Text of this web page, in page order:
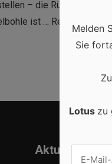
– die Rüttelbohle.
ist … Read more
Aktuell
Melden
Sie
Lotus zu